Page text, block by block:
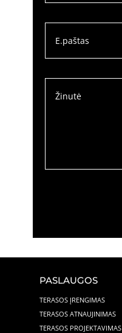
PASLAUGOS
TERASOS ĮRENGIMAS
TERASOS ATNAUJINIMAS
TERASOS PROJEKTAVIMAS